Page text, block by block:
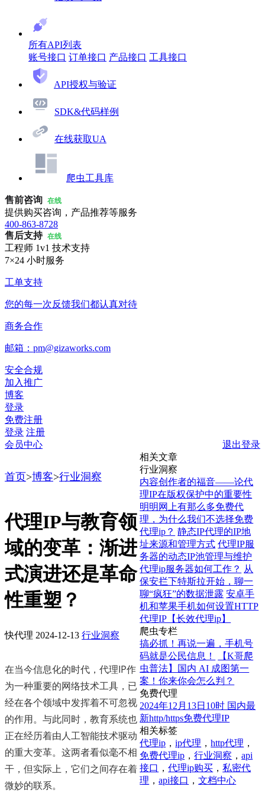
所有API列表
账号接口 订单接口 产品接口 工具接口
API授权与验证
SDK&代码样例
在线获取UA
爬虫工具库
售前咨询 在线
提供购买咨询，产品推荐等服务
400-863-8728
售后支持 在线
工程师 1v1 技术支持
7×24 小时服务
工单支持
您的每一次反馈我们都认真对待
商务合作
邮箱：pm@gizaworks.com
安全合规
加入推广
博客
登录
免费注册
登录 注册
会员中心
退出登录
首页>博客>行业洞察
代理IP与教育领
域的变革：渐进
式演进还是革命
性重塑？
快代理 2024-12-13 行业洞察
在当今信息化的时代，代理IP作
为一种重要的网络技术工具，已
经在各个领域中发挥着不可忽视
的作用。与此同时，教育系统也
正在经历着由人工智能技术驱动
的重大变革。这两者看似毫不相
干，但实际上，它们之间存在着
微妙的联系。
相关文章
行业洞察
内容创作者的福音——论代
理IP在版权保护中的重要性
明明网上有那么多免费代
理，为什么我们不选择免费
代理ip？ 静态IP代理的IP地
址来源和管理方式 代理IP服
务器的动态IP池管理与维护
代理ip服务器如何工作？ 从
保安拦下特斯拉开始，聊一
聊“疯狂”的数据泄露 安卓手
机和苹果手机如何设置HTTP
代理IP【长效代理ip】
爬虫专栏
搞必抓！再说一遍，手机号
码就是公民信息！
【K哥爬
虫普法】国内 AI 成图第一
案！你来你会怎么判？
免费代理
2024年12月13日10时 国内最
新http/https免费代理IP
相关标签
代理ip ，ip代理 ，http代理 ，
免费代理ip ，行业洞察 ，api
接口 ，代理ip购买 ，私密代
理 ，api接口 ，文档中心